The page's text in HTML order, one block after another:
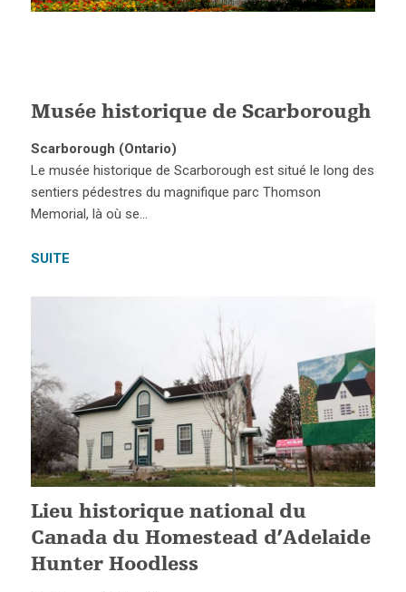
Musée historique de Scarborough
Scarborough (Ontario)
Le musée historique de Scarborough est situé le long des
sentiers pédestres du magnifique parc Thomson
Memorial, là où se…
SUITE
Lieu historique national du
Canada du Homestead d’Adelaide
Hunter Hoodless